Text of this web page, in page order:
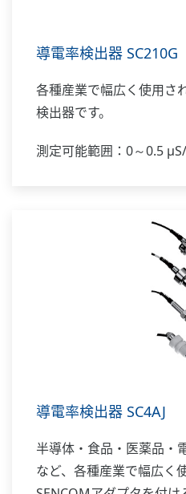
導電率検出器 SC210G
各種産業で幅広く使用さ
検出器です。
測定可能範囲：0～0.5
導電率検出器 SC4AJ
半導体・食品・医薬品・
など、各種産業で幅広く